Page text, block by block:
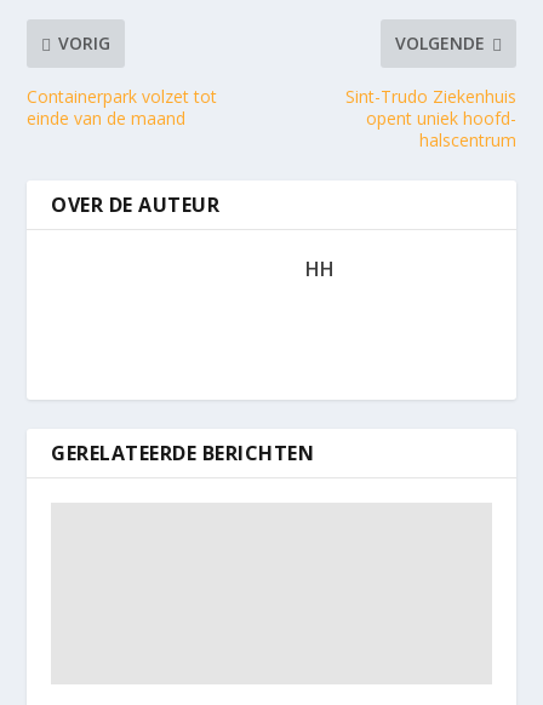
VORIG
Containerpark volzet tot
einde van de maand
VOLGENDE
Sint-Trudo Ziekenhuis
opent uniek hoofd-
halscentrum
OVER DE AUTEUR
HH
GERELATEERDE BERICHTEN